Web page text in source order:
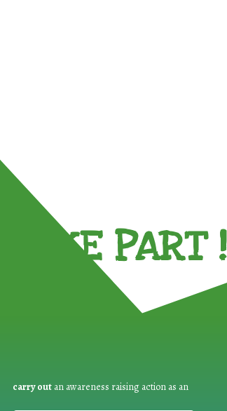
TAKE PART !
carry out an awareness raising action as an